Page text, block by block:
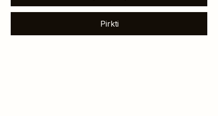
Pirkti